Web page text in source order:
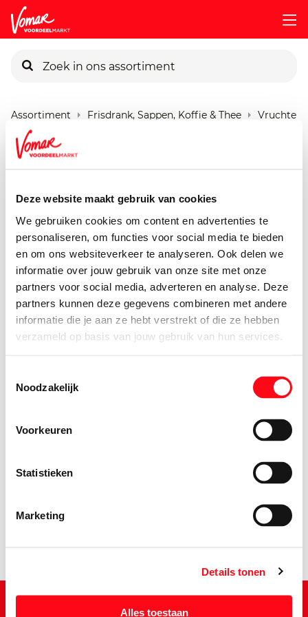
Deze website maakt gebruik van cookies
We gebruiken cookies om content en advertenties te
personaliseren, om functies voor social media te bieden
en om ons websiteverkeer te analyseren. Ook delen we
informatie over jouw gebruik van onze site met onze
partners voor social media, adverteren en analyse. Deze
partners kunnen deze gegevens combineren met andere
informatie die je aan ze hebt verstrekt of die ze hebben
verzameld op basis van jouw gebruik van hun services.
Noodzakelijk
Voorkeuren
Statistieken
Marketing
Details tonen
Alles toestaan
Pincode vergeten
Persoonlijk KIK-account
Assortiment Frisdrank, Sappen, Koffie & Thee
Ocean Spray Cranberry
2.39